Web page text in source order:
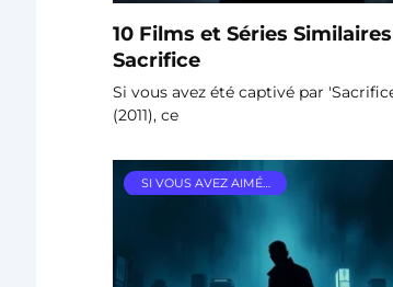
10 Films et Séries
Sacrifice
Si vous avez été captivé par
(2011), ce
SI VOUS AVEZ AIMÉ…